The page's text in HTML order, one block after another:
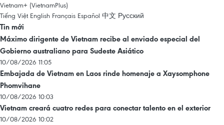
Vietnam+ (VietnamPlus)
Tiếng Việt English Français Español 中文 Русский
Tin mới
Máximo dirigente de Vietnam recibe al enviado especial del
Gobierno australiano para Sudeste Asiático
10/08/2026 11:05
Embajada de Vietnam en Laos rinde homenaje a Xaysomphone
Phomvihane
10/08/2026 10:03
Vietnam creará cuatro redes para conectar talento en el exterior
10/08/2026 10:02